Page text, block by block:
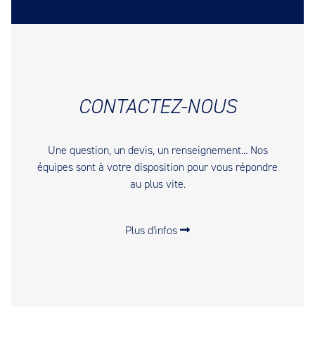
CONTACTEZ-NOUS
Une question, un devis, un renseignement... Nos
équipes sont à votre disposition pour vous répondre
au plus vite.
Plus d'infos